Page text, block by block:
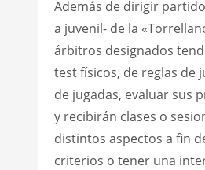
Además de dirigir
a juvenil- de la
árbitros designados
test físicos, de reglas de
de jugadas, evaluar sus
y recibirán clases o
distintos aspectos a fin
criterios o tener una